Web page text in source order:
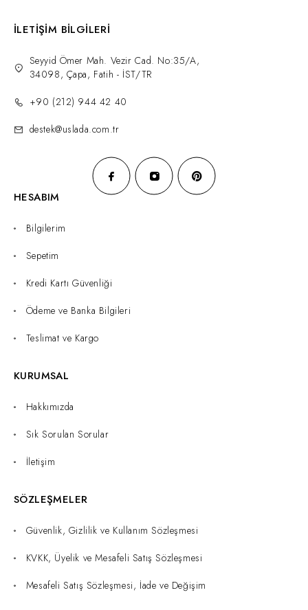
İLETİŞİM BİLGİLERİ
Seyyid Ömer Mah. Vezir Cad. No:35/A,
34098, Çapa, Fatih - İST/TR
+90 (212) 944 42 40
destek@uslada.com.tr
HESABIM
Bilgilerim
Sepetim
Kredi Kartı Güvenliği
Ödeme ve Banka Bilgileri
Teslimat ve Kargo
KURUMSAL
Hakkımızda
Sık Sorulan Sorular
İletişim
SÖZLEŞMELER
Güvenlik, Gizlilik ve Kullanım Sözleşmesi
KVKK, Üyelik ve Mesafeli Satış Sözleşmesi
Mesafeli Satış Sözleşmesi, İade ve Değişim